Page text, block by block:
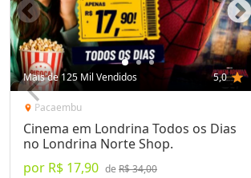
Mais de 125 Mil Vendidos 5,0 star
location_on Pacaembu
Cinema em Londrina Todos os Dias
no Londrina Norte Shop.
por R$ 17,90 deR$ 34,00